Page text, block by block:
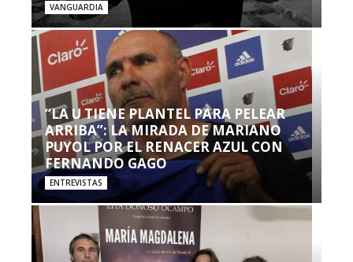
VANGUARDIA
“LA U TIENE PLANTEL PARA PELEAR
ARRIBA”: LA MIRADA DE MARIANO
PUYOL POR EL RENACER AZUL CON
FERNANDO GAGO
ENTREVISTAS